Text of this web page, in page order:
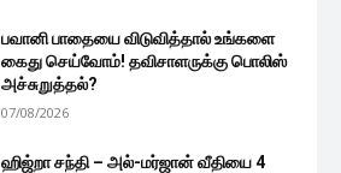
பவானி பாதையை விடுவித்தால் உங்களை
கைது செய்வோம்! தவிசாளருக்கு பொலிஸ்
அச்சுறுத்தல்?
07/08/2026
ஹிஜ்றா சந்தி – அல்-மர்ஜான் வீதியை 4